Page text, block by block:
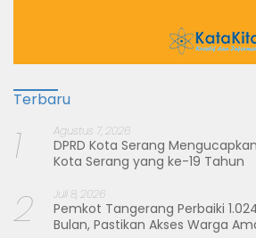
Terbaru
1 Agustus 7, 2026
DPRD Kota Serang
Kota Serang yang ke-19 Tahun
2 Juli 8, 2026
Pemkot Tangerang Perbaiki
Bulan, Pastikan Akses Warga